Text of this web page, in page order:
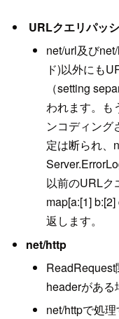
URLクエリパッ
net/url及び
ド)以外にも
（setting
われます。も
ンコディング
定は断られ、
以前のURLク
map[a:[1]
返します。
net/http
headerがある
net/httpで処